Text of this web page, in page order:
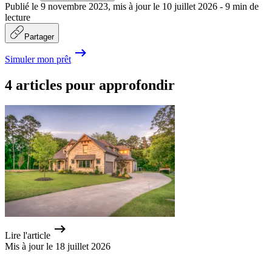
Publié le 9 novembre 2023, mis à jour le 10 juillet 2026 - 9 min de
lecture
Partager
Simuler mon prêt
4 articles pour approfondir
Lire l'article
Mis à jour le 18 juillet 2026